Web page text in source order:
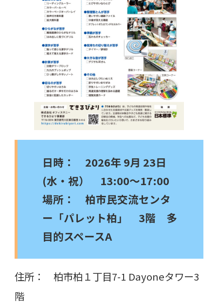
日時： 2026年 9月 23日
(水・祝） 13:00～17:00
場所：
柏市民交流センタ
ー「パレット柏」 3階 多
目的スペースA
住所： 柏市柏１丁目7-1 Dayoneタワー3
階